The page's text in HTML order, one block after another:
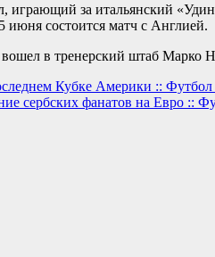
за итальянский
состоится матч с Англией.
в тренерский штаб Марко
Кубке Америки ::
сербских фанатов на Евро ::